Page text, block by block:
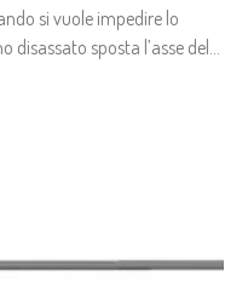
si vuole impedire lo
sposta l’asse del